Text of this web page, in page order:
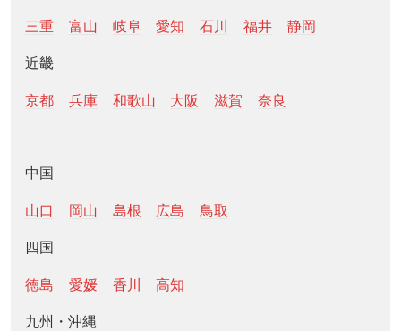
三重 富山 岐阜 愛知 石川 福井 静岡
近畿
京都 兵庫 和歌山 大阪 滋賀 奈良
中国
山口 岡山 島根 広島 鳥取
四国
徳島 愛媛 香川 高知
九州・沖縄